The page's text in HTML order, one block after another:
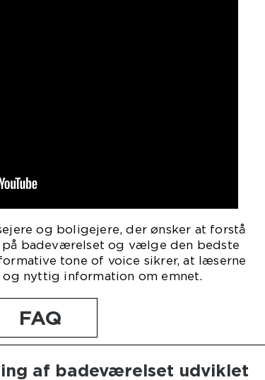
og boligejere, der ønsker at forstå
badeværelset og vælge den bedste
tone of voice sikrer, at læserne
nyttig information om emnet.
FAQ
af badeværelset udviklet